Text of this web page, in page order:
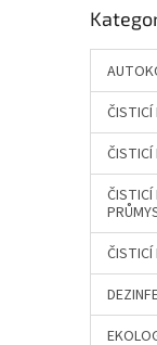
o
s
r
n
a
l
Přeskočit
ČISTICÍ
ČISTICÍ
ČISTICÍ